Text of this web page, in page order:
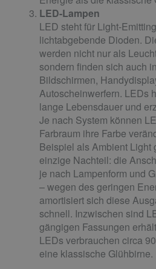
LED-Lampen
LED steht für Light-
lichtabgebende Dioden.
werden nicht nur als
sondern finden sich auch
Bildschirmen,
Autoscheinwerfern. LEDs
lange Lebensdauer und
Je nach System können
Farbraum ihre Farbe
Beispiel als Ambient Light
einzige Nachteil: die
je nach Lampenform und
– wegen des geringen
amortisiert sich diese
schnell. Inzwischen sind
gängigen Fassungen
LEDs verbrauchen circa
eine klassische Glühbirne.